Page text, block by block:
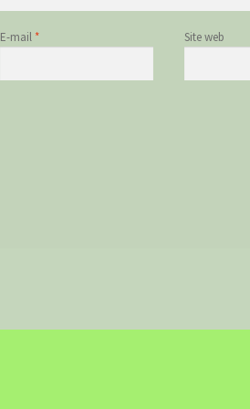
E-mail * Site web